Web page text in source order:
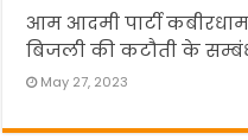
आम आदमी पार्टी कबीरधाम
बिजली की कटौती के
May 27, 2023